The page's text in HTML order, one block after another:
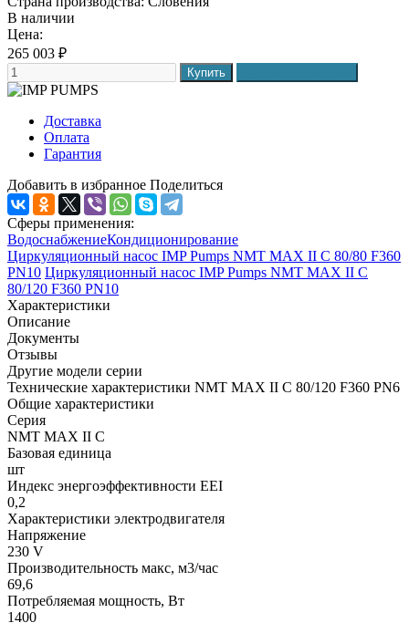
В наличии
Цена:
265 003 ₽
Доставка
Оплата
Гарантия
Добавить в избранное Поделиться
Сферы применения:
ВодоснабжениеКондиционирование
Циркуляционный насос IMP Pumps NMT MAX II C 80/80 F360
PN10 Циркуляционный насос IMP Pumps NMT MAX II C
80/120 F360 PN10
Характеристики
Описание
Документы
Отзывы
Другие модели серии
Технические характеристики NMT MAX II C 80/120 F360 PN6
Общие характеристики
Серия
NMT MAX II C
Базовая единица
шт
Индекс энергоэффективности EEI
0,2
Характеристики электродвигателя
Напряжение
230 V
Производительность макс, м3/час
69,6
Потребляемая мощность, Вт
1400